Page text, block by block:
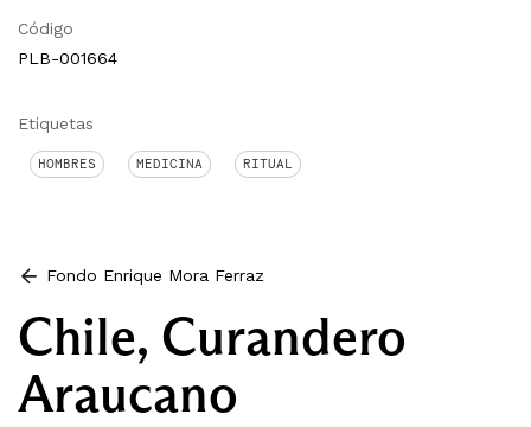
Código
PLB-001664
Etiquetas
HOMBRES MEDICINA RITUAL
Fondo Enrique Mora Ferraz
Chile, Curandero
Araucano